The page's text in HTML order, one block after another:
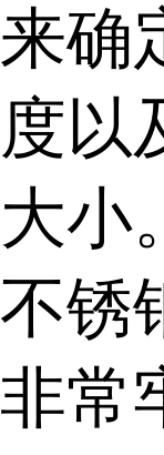
来确
度以
大小
不锈
非常